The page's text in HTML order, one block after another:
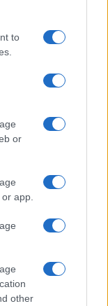
to
or
app.
other
in calo
ma il tour
ombelico del
la vicesindaco:
privata̶…
due furgoni